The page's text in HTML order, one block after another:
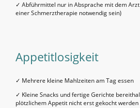
✓ Abführmittel nur in Absprache mit dem
einer Schmerztherapie notwendig sein)
Appetitlosigkeit
✓ Mehrere kleine Mahlzeiten am Tag essen
✓ Kleine Snacks und fertige Gerichte
plötzlichem Appetit nicht erst gekocht werden